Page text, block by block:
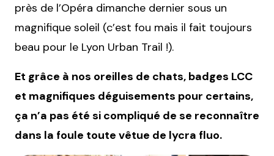
près de l’Opéra dimanche dernier sous un
magnifique soleil (c’est fou mais il fait toujours
beau pour le Lyon Urban Trail !).
Et grâce à nos oreilles de chats, badges LCC
et magnifiques déguisements pour certains,
ça n’a pas été si compliqué de se reconnaître
dans la foule toute vêtue de lycra fluo.